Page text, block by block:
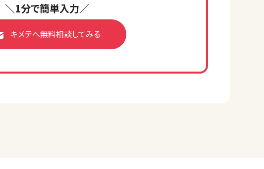
＼1分で簡単入力／
キメテへ無料相談してみる